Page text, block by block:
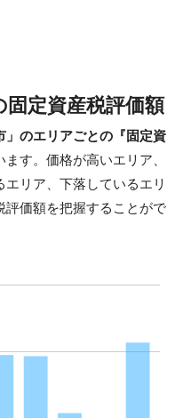
定資産税評価額
」のエリアごとの『固定資
す。価格が高いエリア、
リア、下落しているエリ
評価額を把握することがで